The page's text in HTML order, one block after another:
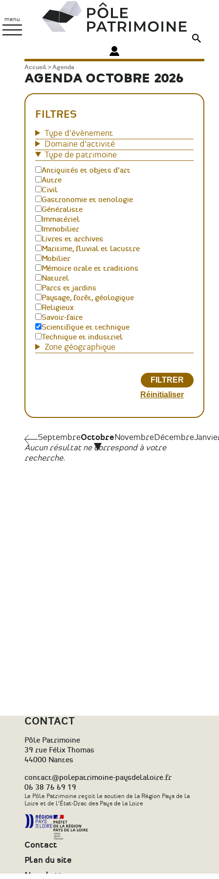
contenu
principal
menu
Patrimoine
Fil
d'Ariane
Accueil Agenda
AGENDA OCTOBRE 2026
Pagination
Septembre
SeptembreOctobre NovembreDécembre
Aucun résultat ne correspond à votre
recherche.
FILTRES
Type d'évènement
Domaine d'activité
Type de patrimoine
Antiquités et objets d'art
Autre
Civil
Gastronomie et oenologie
Généraliste
Immatériel
Immobilier
Livres et archives
Maritime, fluvial et lacustre
Mobilier
Mémoire orale et traditions
Naturel
Parcs et jardins
Paysage, forêt, géologique
Religieux
Savoir-faire
Scientifique et technique
Technique et industriel
Zone géographique
CONTACT
Pôle Patrimoine
39 rue Félix Thomas
44000 Nantes
contact@polepatrimoine-paysdelaloire.fr
06 38 76 69 19
Le Pôle Patrimoine reçoit le soutien de la Région Pays de la
Loire et de l’État-Drac des Pays de la Loire
Contact
Plan du site
Newsletter